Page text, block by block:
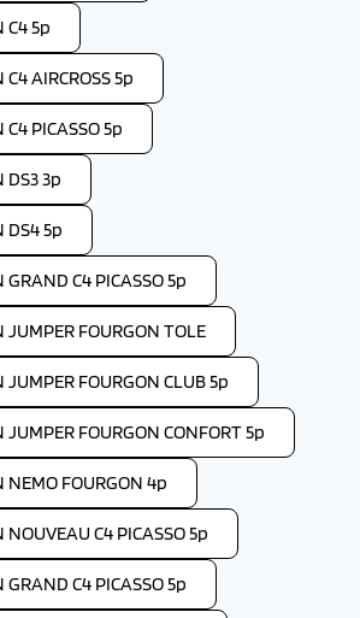
C4 5p
AIRCROSS 5p
PICASSO 5p
DS3 3p
DS4 5p
C4 PICASSO 5p
JUMPER FOURGON TOLE
JUMPER FOURGON CLUB 5p
FOURGON CONFORT 5p
NEMO FOURGON 4p
C4 PICASSO 5p
C4 PICASSO 5p